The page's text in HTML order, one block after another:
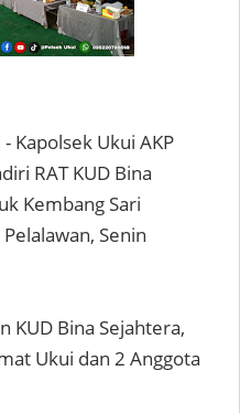
Kapolsek Ukui AKP
RAT KUD Bina
Kembang Sari
Senin
KUD Bina Sejahtera,
Ukui dan 2 Anggota